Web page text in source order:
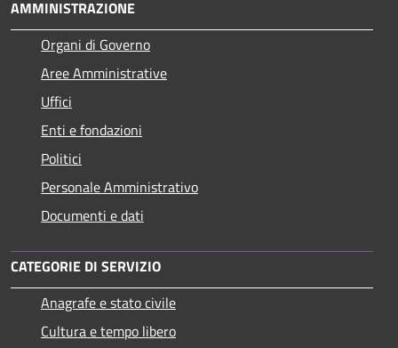
AMMINISTRAZIONE
Organi di Governo
Aree Amministrative
Uffici
Enti e fondazioni
Politici
Personale Amministrativo
Documenti e dati
CATEGORIE DI SERVIZIO
Anagrafe e stato civile
Cultura e tempo libero